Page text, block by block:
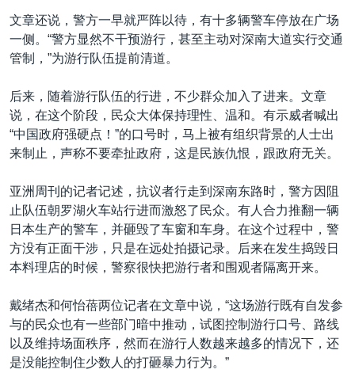
文章还说，警方一早就严阵以待，有十多辆警车停放在广场
一侧。“警方显然不干预游行，甚至主动对深南大道实行交通
管制，”为游行队伍提前清道。
后来，随着游行队伍的行进，不少群众加入了进来。文章
说，在这个阶段，民众大体保持理性、温和。有示威者喊出
“中国政府强硬点！”的口号时，马上被有组织背景的人士出
来制止，声称不要牵扯政府，这是民族仇恨，跟政府无关。
亚洲周刊的记者记述，抗议者行走到深南东路时，警方因阻
止队伍朝罗湖火车站行进而激怒了民众。有人合力推翻一辆
日本生产的警车，并砸毁了车窗和车身。在这个过程中，警
方没有正面干涉，只是在远处拍摄记录。后来在发生捣毁日
本料理店的时候，警察很快把游行者和围观者隔离开来。
戴绪杰和何怡蓓两位记者在文章中说，“这场游行既有自发参
与的民众也有一些部门暗中推动，试图控制游行口号、路线
以及维持场面秩序，然而在游行人数越来越多的情况下，还
是没能控制住少数人的打砸暴力行为。”